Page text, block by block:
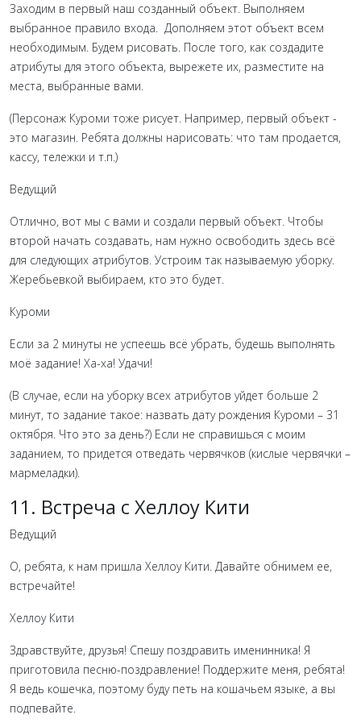
Заходим в первый наш созданный объект. Выполняем
выбранное правило входа. Дополняем этот объект всем
необходимым. Будем рисовать. После того, как создадите
атрибуты для этого объекта, вырежете их, разместите на
места, выбранные вами.
(Персонаж Куроми тоже рисует. Например, первый объект -
это магазин. Ребята должны нарисовать: что там продается,
кассу, тележки и т.п.)
Ведущий
Отлично, вот мы с вами и создали первый объект. Чтобы
второй начать создавать, нам нужно освободить здесь всё
для следующих атрибутов. Устроим так называемую уборку.
Жеребьевкой выбираем, кто это будет.
Куроми
Если за 2 минуты не успеешь всё убрать, будешь выполнять
моё задание! Ха-ха! Удачи!
(В случае, если на уборку всех атрибутов уйдет больше 2
минут, то задание такое: назвать дату рождения Куроми – 31
октября. Что это за день?) Если не справишься с моим
заданием, то придется отведать червячков (кислые червячки –
мармеладки).
11. Встреча с Хеллоу Кити
Ведущий
О, ребята, к нам пришла Хеллоу Кити. Давайте обнимем ее,
встречайте!
Хеллоу Кити
Здравствуйте, друзья! Спешу поздравить именинника! Я
приготовила песню-поздравление! Поддержите меня, ребята!
Я ведь кошечка, поэтому буду петь на кошачьем языке, а вы
подпевайте.